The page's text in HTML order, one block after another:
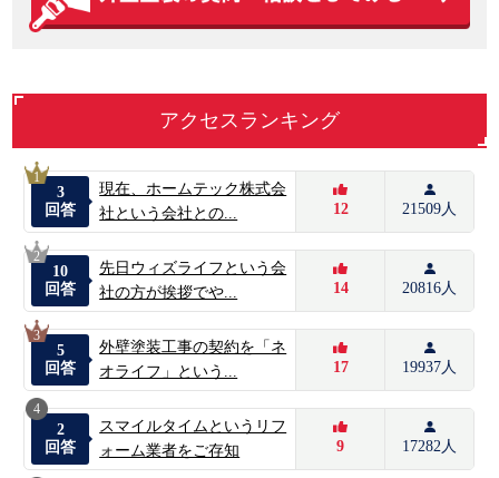
アクセスランキング
1
3
回答
現在、ホームテック株式会
社という会社との...
12 21509人
2
10
回答
先日ウィズライフという会
社の方が挨拶でや...
14 20816人
3
5
回答
外壁塗装工事の契約を「ネ
オライフ」という...
17 19937人
4
2
回答
スマイルタイムというリフ
ォーム業者をご存知
9 17282人